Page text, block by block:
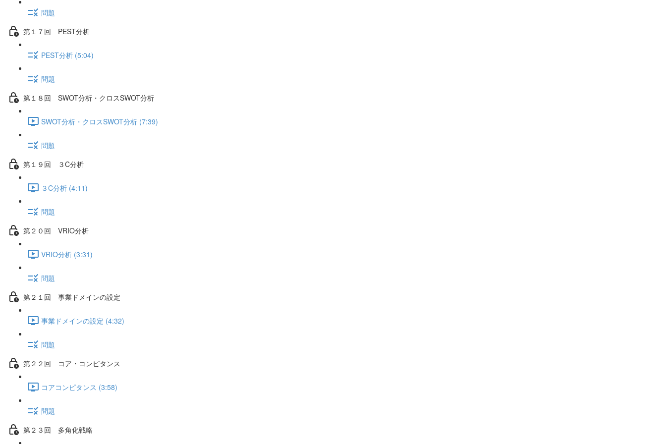
問題
第１７回 PEST分析
PEST分析 (5:04)
問題
第１８回 SWOT分析・クロスSWOT分析
SWOT分析・クロスSWOT分析 (7:39)
問題
第１９回 ３C分析
３C分析 (4:11)
問題
第２０回 VRIO分析
VRIO分析 (3:31)
問題
第２１回 事業ドメインの設定
事業ドメインの設定 (4:32)
問題
第２２回 コア・コンピタンス
コアコンピタンス (3:58)
問題
第２３回 多角化戦略